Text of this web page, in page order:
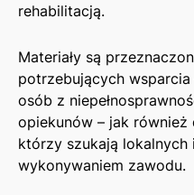
rehabilitacją.
Materiały są
potrzebujących
osób z
opiekunów – jak
którzy szukają
wykonywaniem zawodu.